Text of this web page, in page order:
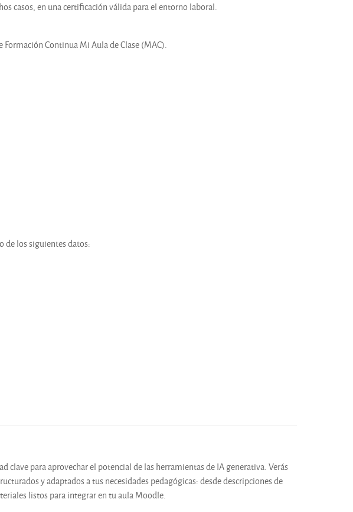
casos, en una certificación válida para el entorno laboral.
Continua Mi Aula de Clase (MAC).
de los siguientes datos:
clave para aprovechar el potencial de las herramientas de IA generativa. Verás
y adaptados a tus necesidades pedagógicas: desde descripciones de
listos para integrar en tu aula Moodle.